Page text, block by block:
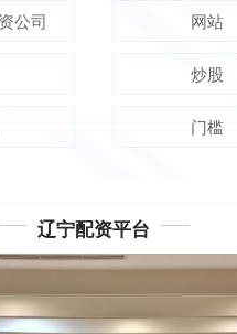
公司 网站
炒股
门槛
辽宁配资平台